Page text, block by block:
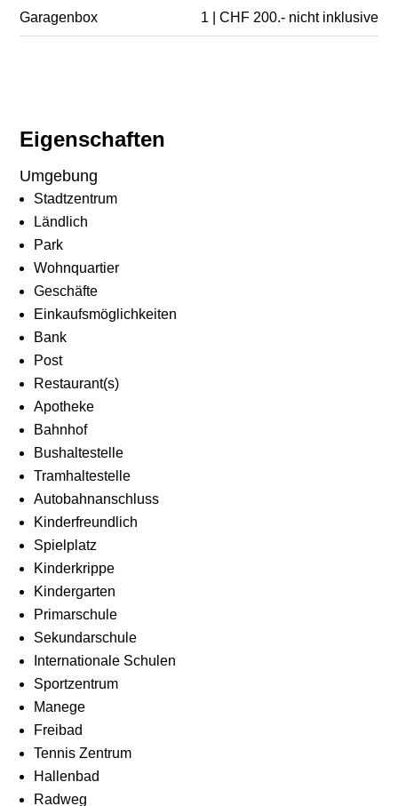
Eigenschaften
Umgebung
Stadtzentrum
Ländlich
Park
Wohnquartier
Geschäfte
Einkaufsmöglichkeiten
Bank
Post
Restaurant(s)
Apotheke
Bahnhof
Bushaltestelle
Tramhaltestelle
Autobahnanschluss
Kinderfreundlich
Spielplatz
Kinderkrippe
Kindergarten
Primarschule
Sekundarschule
Internationale Schulen
Sportzentrum
Manege
Freibad
Tennis Zentrum
Hallenbad
Radweg
Garagenbox 1 | CHF 200.- nicht inklusive